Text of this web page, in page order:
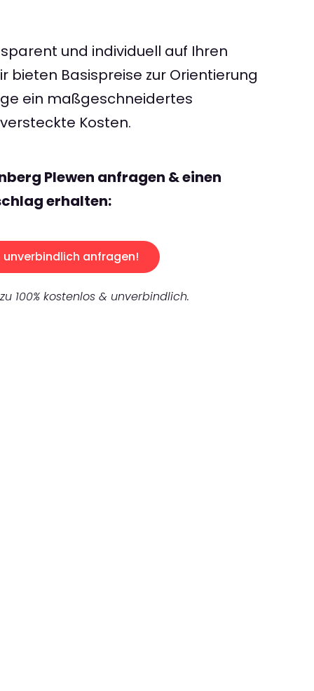
und individuell auf Ihren
bieten Basispreise zur Orientierung
ein maßgeschneidertes
Kosten.
Plewen anfragen & einen
erhalten:
unverbindlich anfragen!
100% kostenlos & unverbindlich.